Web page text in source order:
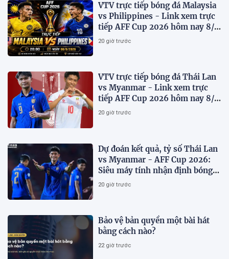
VTV trực tiếp bóng đá Malaysia
vs Philippines - Link xem trực
tiếp AFF Cup 2026 hôm nay 8/8
trên VTV7
20 giờ trước
VTV trực tiếp bóng đá Thái Lan
vs Myanmar - Link xem trực
tiếp AFF Cup 2026 hôm nay 8/8
trên VTV6
20 giờ trước
Dự đoán kết quả, tỷ số Thái Lan
vs Myanmar - AFF Cup 2026:
Siêu máy tính nhận định bóng
đá hôm nay 8/8
20 giờ trước
Bảo vệ bản quyền một bài hát
bằng cách nào?
22 giờ trước